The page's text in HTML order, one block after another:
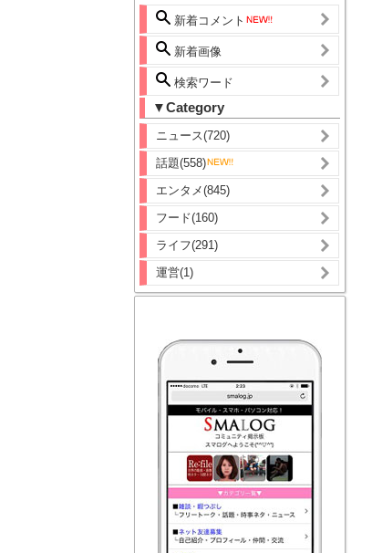
新着コメント
新着画像
検索ワード
▼Category
ニュース(720)
話題(558)
エンタメ(845)
フード(160)
ライフ(291)
運営(1)